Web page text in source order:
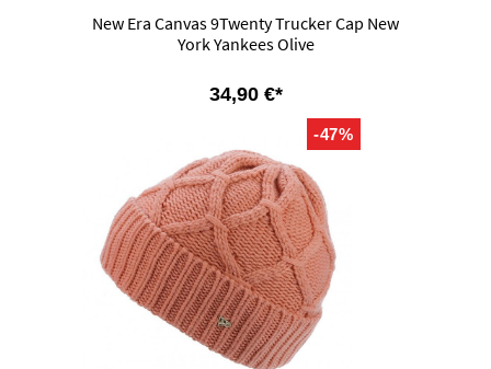
New Era Canvas 9Twenty Trucker Cap New
York Yankees Olive
34,90 €*
-47%